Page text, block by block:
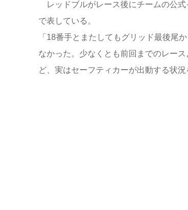
レッドブルがレース後にチームの公式
で表している。
「18番手とまたしてもグリッド最後尾
なかった。少なくとも前回までのレー
ど、実はセーフティカーが出動する状